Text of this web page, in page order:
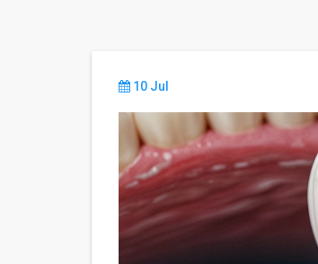
10 Jul